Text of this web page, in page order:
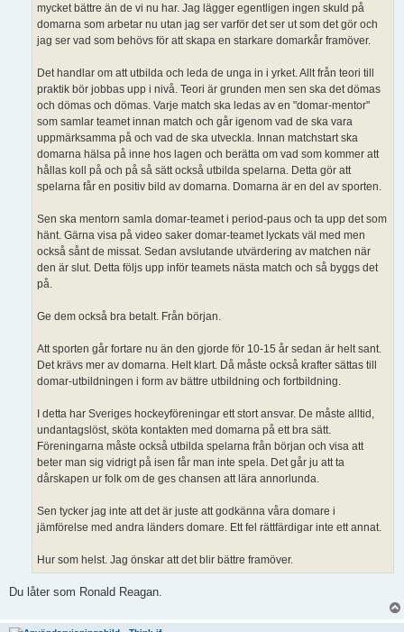
mycket bättre än de vi nu har. Jag lägger egentligen ingen skuld på
domarna som arbetar nu utan jag ser varför det ser ut som det gör och
jag ser vad som behövs för att skapa en starkare domarkår framöver.
Det handlar om att utbilda och leda de unga in i yrket. Allt från teori till
praktik bör jobbas upp i nivå. Teori är grunden men sen ska det dömas
och dömas och dömas. Varje match ska ledas av en "domar-mentor"
som samlar teamet innan match och går igenom vad de ska vara
uppmärksamma på och vad de ska utveckla. Innan matchstart ska
domarna hälsa på inne hos lagen och berätta om vad som kommer att
hållas koll på och på så sätt också utbilda spelarna. Detta gör att
spelarna får en positiv bild av domarna. Domarna är en del av sporten.
Sen ska mentorn samla domar-teamet i period-paus och ta upp det som
hänt. Gärna visa på video saker domar-teamet lyckats väl med men
också sånt de missat. Sedan avslutande utvärdering av matchen när
den är slut. Detta följs upp inför teamets nästa match och så byggs det
på.
Ge dem också bra betalt. Från början.
Att sporten går fortare nu än den gjorde för 10-15 år sedan är helt sant.
Det krävs mer av domarna. Helt klart. Då måste också krafter sättas till
domar-utbildningen i form av bättre utbildning och fortbildning.
I detta har Sveriges hockeyföreningar ett stort ansvar. De måste alltid,
undantagslöst, sköta kontakten med domarna på ett bra sätt.
Föreningarna måste också utbilda spelarna från början och visa att
beter man sig vidrigt på isen får man inte spela. Det går ju att ta
dårskapen ur folk om de ges chansen att lära annorlunda.
Sen tycker jag inte att det är juste att godkänna våra domare i
jämförelse med andra länders domare. Ett fel rättfärdigar inte ett annat.
Hur som helst. Jag önskar att det blir bättre framöver.
Du låter som Ronald Reagan.